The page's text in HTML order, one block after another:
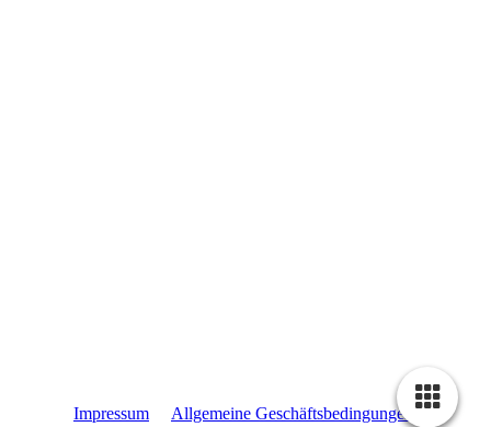
Impressum
Allgemeine Geschäftsbedingungen